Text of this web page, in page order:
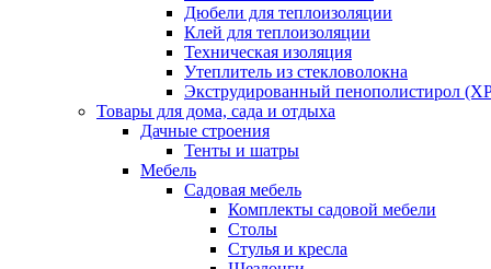
Дюбели для теплоизоляции
Клей для теплоизоляции
Техническая изоляция
Утеплитель из стекловолокна
Экструдированный пенополистирол
Товары для дома, сада и отдыха
Дачные строения
Тенты и шатры
Мебель
Садовая мебель
Комплекты садовой мебели
Столы
Стулья и кресла